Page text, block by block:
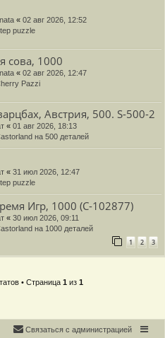
« 02 авг 2026, 12:52
puzzle
сова, 1000
« 02 авг 2026, 12:47
Pazzi
Австрия, 500. S-500-2
« 01 авг 2026, 18:13
на 500 деталей
« 31 июл 2026, 12:47
puzzle
Игр, 1000 (C-102877)
« 30 июл 2026, 09:11
на 1000 деталей
1 2 3
• Страница 1из 1
Связаться с администрацией